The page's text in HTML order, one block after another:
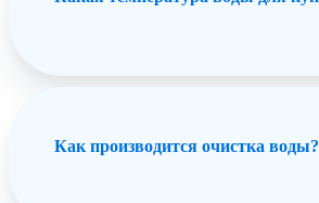
Как производится очистка воды?